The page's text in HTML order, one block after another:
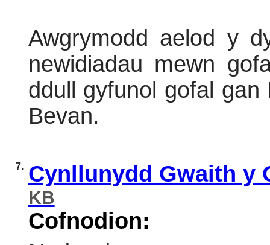
Awgrymodd aelod y
newidiadau mewn
ddull gyfunol gofal
Bevan.
7. Cynllunydd Gwaith y
KB
Cofnodion: